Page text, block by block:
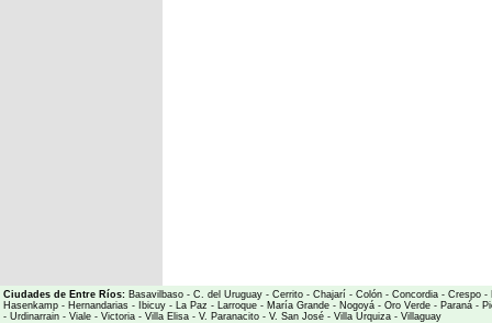
Ciudades de Entre Ríos: Basavilbaso - C. del Uruguay - Cerrito - Chajarí - Colón - Concordia - Crespo -
Hasenkamp - Hernandarias - Ibicuy - La Paz - Larroque - María Grande - Nogoyá - Oro Verde - Paraná -
- Urdinarrain - Viale - Victoria - Villa Elisa - V. Paranacito - V. San José - Villa Urquiza - Villaguay